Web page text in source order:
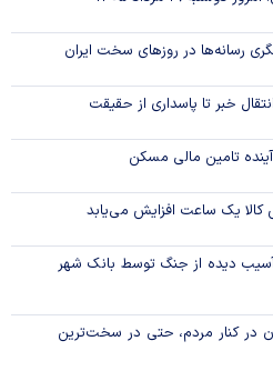
رسانه‌ها در روز‌های سخت ایران
خبر تا پاسداری از حقیقت
تامین مالی مسکن
کالا یک ساعت افزایش می‌یابد
دیده از جنگ توسط بانک شهر
در کنار مردم، حتی در سخت‌ترین